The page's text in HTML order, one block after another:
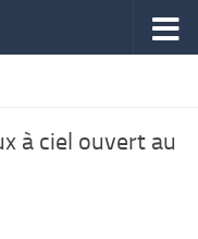
à ciel ouvert au